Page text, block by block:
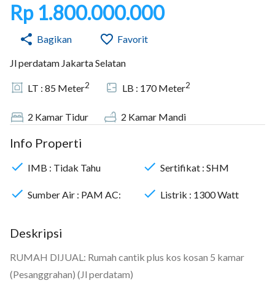
Rp 1.800.000.000
Bagikan Favorit
Jl perdatam Jakarta Selatan
LT : 85 Meter2 LB : 170Meter2
2 Kamar Tidur 2 Kamar Mandi
Info Properti
IMB : Tidak Tahu Sertifikat : SHM
Sumber Air : PAM AC: Listrik : 1300Watt
Deskripsi
RUMAH DIJUAL: Rumah cantik plus kos kosan 5 kamar
(Pesanggrahan) (Jl perdatam)